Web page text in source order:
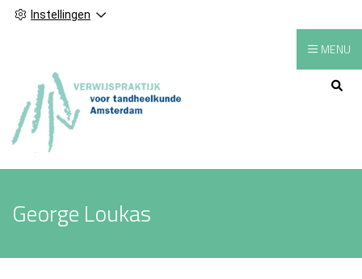
Instellingen
Hoofdmenu
MENU
George Loukas